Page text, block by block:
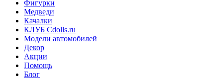
Фигурки
Медведи
Качалки
КЛУБ Cdolls.ru
Модели автомобилей
Декор
Акции
Помощь
Блог